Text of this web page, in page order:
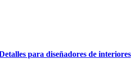
para diseñadores de interiores